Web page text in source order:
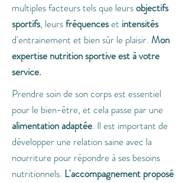
multiples facteurs tels que leursobjectifs
sportifs, leursfréquenceset intensités
d'entrainement et bien sûr le plaisir. Mon
expertise nutrition sportive est à votre
service.
Prendre soin de son corps est essentiel
pour le bien-être, et cela passe par une
alimentation adaptée. Il est important de
développer une relation saine avec la
nourriture pour répondre à ses besoins
nutritionnels. L'accompagnement proposé